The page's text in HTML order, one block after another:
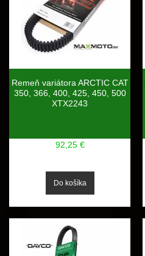
Remeň variátora ARCTIC CAT
350, 366, 400, 425, 450, 500
XTX2243
92,25 €